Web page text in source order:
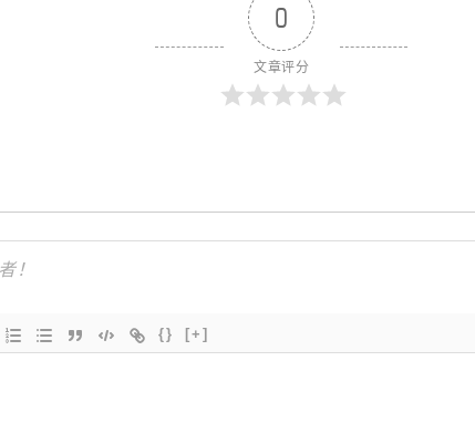
0
文章评分
{} [+]